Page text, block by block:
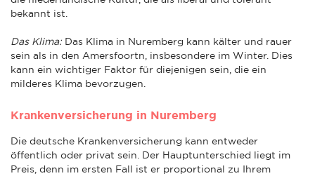
bekannt ist.
Das Klima: Das Klima in Nuremberg kann kälter und rauer
sein als in den Amersfoortn, insbesondere im Winter. Dies
kann ein wichtiger Faktor für diejenigen sein, die ein
milderes Klima bevorzugen.
Krankenversicherung in Nuremberg
Die deutsche Krankenversicherung kann entweder
öffentlich oder privat sein. Der Hauptunterschied liegt im
Preis, denn im ersten Fall ist er proportional zu Ihrem